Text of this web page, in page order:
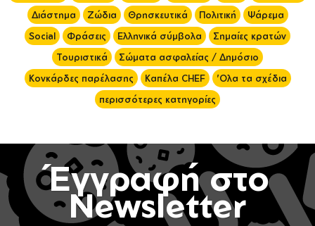
Διάστημα
Ζώδια Θρησκευτικά Πολιτική
Ψάρεμα
Social
Φράσεις Ελληνικά σύμβολα
Σημαίες κρατών
Τουριστικά
Σώματα ασφαλείας / Δημόσιο
Κονκάρδες παρέλασης
Καπέλα CHEF
'Ολα τα σχέδια
περισσότερες κατηγορίες
Έγγραφή στο
Newsletter